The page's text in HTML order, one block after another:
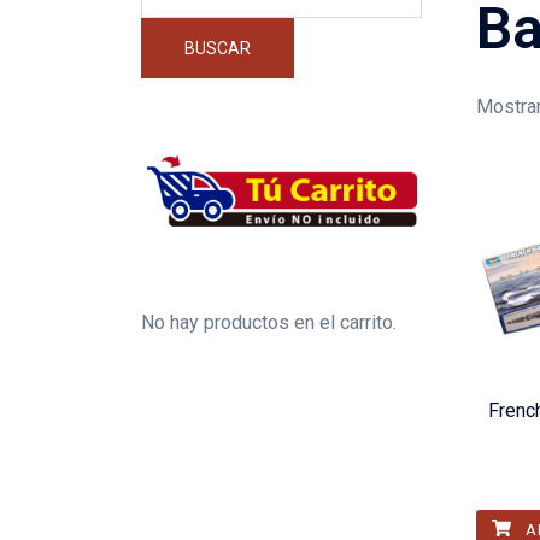
BUSCAR
No hay productos en el carrito.